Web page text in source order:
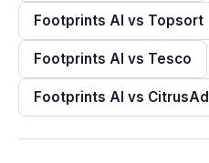
Footprints AI vs Topsort
Footprints AI vs Tesco
Footprints AI vs CitrusAd